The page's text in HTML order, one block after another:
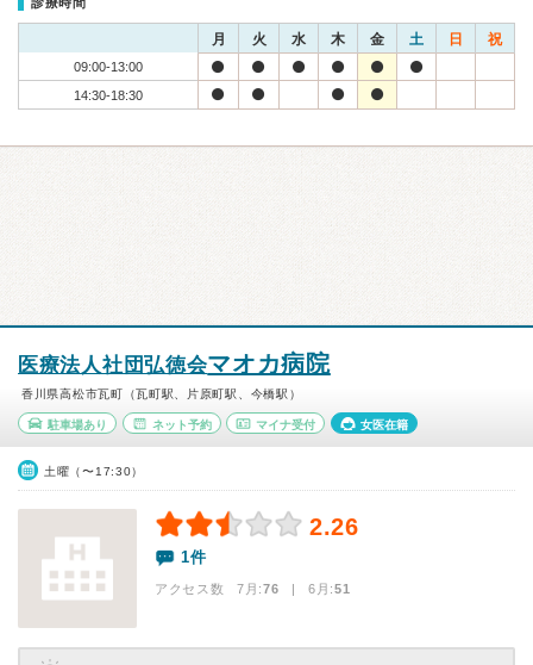
月 火 水 木 金 土 日 祝
09:00-13:00
14:30-18:30
医療法人社団弘徳会マオカ病院
香川県高松市瓦町（瓦町駅、片原町駅、今橋駅）
駐車場あり ネット予約 マイナ受付 女医在籍
土曜（〜17:30）
2.26
1件
アクセス数 7月:76 | 6月:51